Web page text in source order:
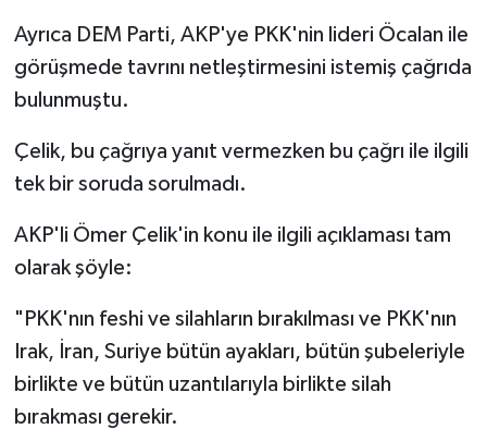
Ayrıca DEM Parti, AKP'ye PKK'nin lideri Öcalan ile
görüşmede tavrını netleştirmesini istemiş çağrıda
bulunmuştu.
Çelik, bu çağrıya yanıt vermezken bu çağrı ile ilgili
tek bir soruda sorulmadı.
AKP'li Ömer Çelik'in konu ile ilgili açıklaması tam
olarak şöyle:
"PKK'nın feshi ve silahların bırakılması ve PKK'nın
Irak, İran, Suriye bütün ayakları, bütün şubeleriyle
birlikte ve bütün uzantılarıyla birlikte silah
bırakması gerekir.